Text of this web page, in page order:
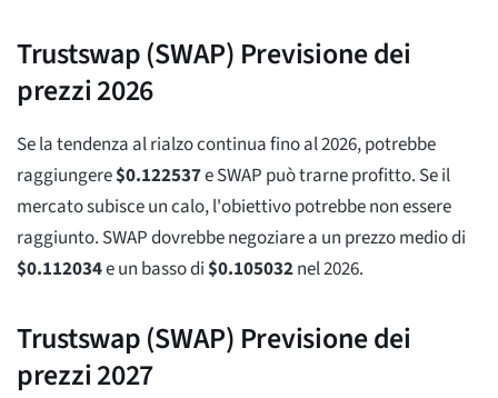
Trustswap (SWAP) Previsione dei
prezzi 2026
Se la tendenza al rialzo continua fino al 2026, potrebbe
raggiungere$0.122537e SWAP può trarne profitto. Se il
mercato subisce un calo, l'obiettivo potrebbe non essere
raggiunto. SWAP dovrebbe negoziare a un prezzo medio di
$0.112034e un basso di$0.105032nel 2026.
Trustswap (SWAP) Previsione dei
prezzi 2027